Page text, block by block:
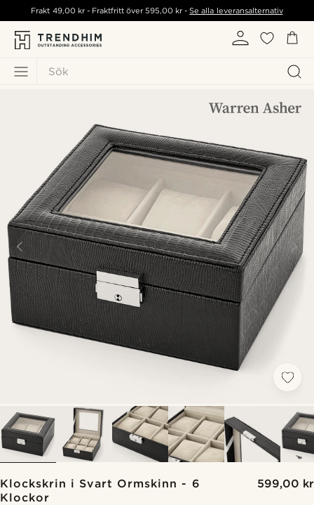
Sök
Frakt 49,00 kr- Fraktfritt över595,00 kr -Se alla leveransalternativ
Klockskrin i Svart Ormskinn - 6
Klockor
599,00 kr